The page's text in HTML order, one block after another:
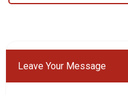
Leave Your Message